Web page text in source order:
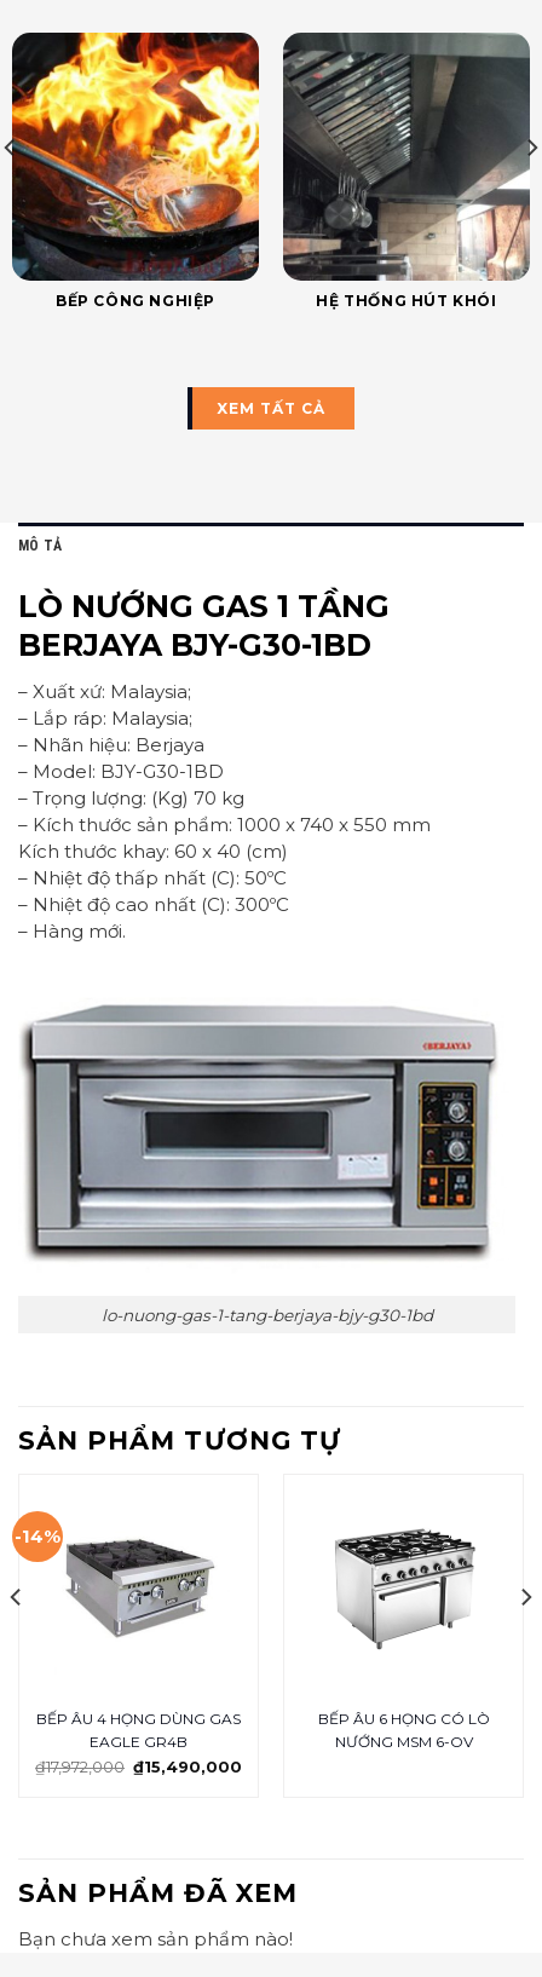
BẾP CÔNG NGHIỆP HỆ THỐNG HÚT KHÓI
XEM TẤT CẢ
MÔ TẢ
LÒ NƯỚNG GAS 1 TẦNG
BERJAYA BJY-G30-1BD
– Xuất xứ: Malaysia;
– Lắp ráp: Malaysia;
– Nhãn hiệu: Berjaya
– Model: BJY-G30-1BD
– Trọng lượng: (Kg) 70 kg
– Kích thước sản phẩm: 1000 x 740 x 550 mm
Kích thước khay: 60 x 40 (cm)
– Nhiệt độ thấp nhất (C): 50ºC
– Nhiệt độ cao nhất (C): 300ºC
– Hàng mới.
lo-nuong-gas-1-tang-berjaya-bjy-g30-1bd
SẢN PHẨM TƯƠNG TỰ
-14%
BẾP ÂU 4 HỌNG DÙNG GAS
EAGLE GR4B
₫17,972,000 ₫15,490,000
BẾP ÂU 6 HỌNG CÓ LÒ
NƯỚNG MSM 6-OV
SẢN PHẨM ĐÃ XEM
Bạn chưa xem sản phẩm nào!